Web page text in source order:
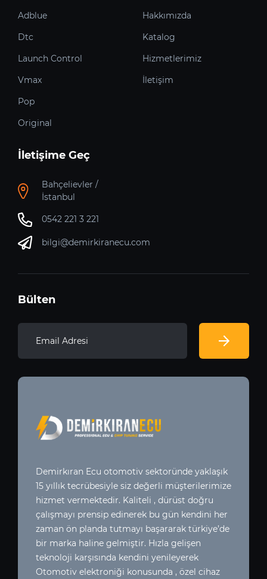
Adblue
Dtc
Launch Control
Vmax
Pop
Original
Hakkımızda
Katalog
Hizmetlerimiz
İletişim
İletişime Geç
Bahçelievler /
İstanbul
0542 221 3 221
bilgi@demirkiranecu.com
Bülten
Demirkıran Ecu otomotiv sektoründe yaklaşık
15 yıllık tecrübesiyle siz değerli müşterilerimize
hizmet vermektedir. Kaliteli , dürüst doğru
çalışmayı prensip edinerek bu gün kendini her
zaman ön planda tutmayı başararak türkiye’de
bir marka haline gelmiştir. Hızla gelişen
teknoloji karşısında kendini yenileyerek
Otomotiv elektroniği konusunda , özel cihaz